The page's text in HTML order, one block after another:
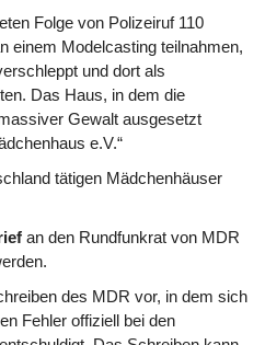
Folge von Polizeiruf 110
einem Modelcasting teilnahmen,
und dort als
Das Haus, in dem die
Gewalt ausgesetzt
e.V.“
tätigen Mädchenhäuser
an den Rundfunkrat von MDR
des MDR vor, in dem sich
Fehler offiziell bei den